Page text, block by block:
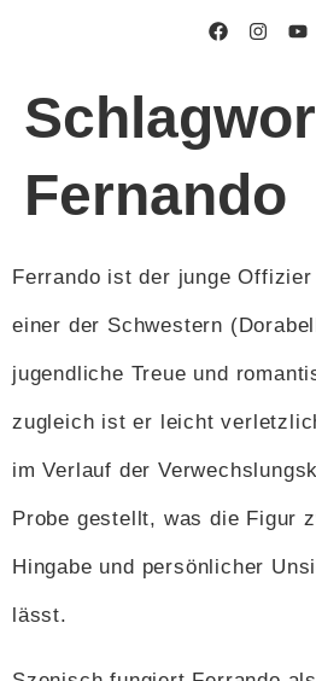
Fernando
Ferrando ist der junge
einer der Schwestern
jugendliche Treue und
zugleich ist er leicht
im Verlauf der
Probe gestellt, was die Figur
Hingabe und persönlicher
lässt.